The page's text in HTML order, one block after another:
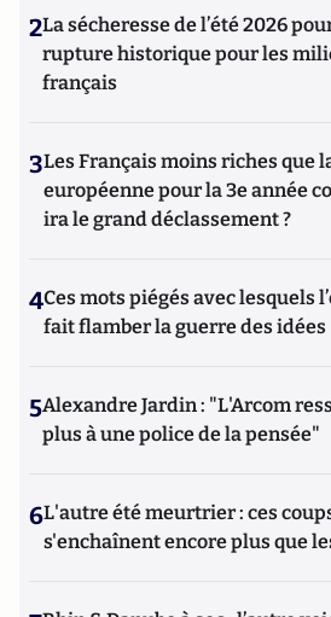
2La sécheresse de l’été 2026
rupture historique pour les
français
3Les Français moins riches que
européenne pour la 3e année
ira le grand déclassement ?
4Ces mots piégés avec lesquels
fait flamber la guerre des idées
5Alexandre Jardin : "L'Arcom
plus à une police de la pensée"
6L'autre été meurtrier : ces
s'enchaînent encore plus que